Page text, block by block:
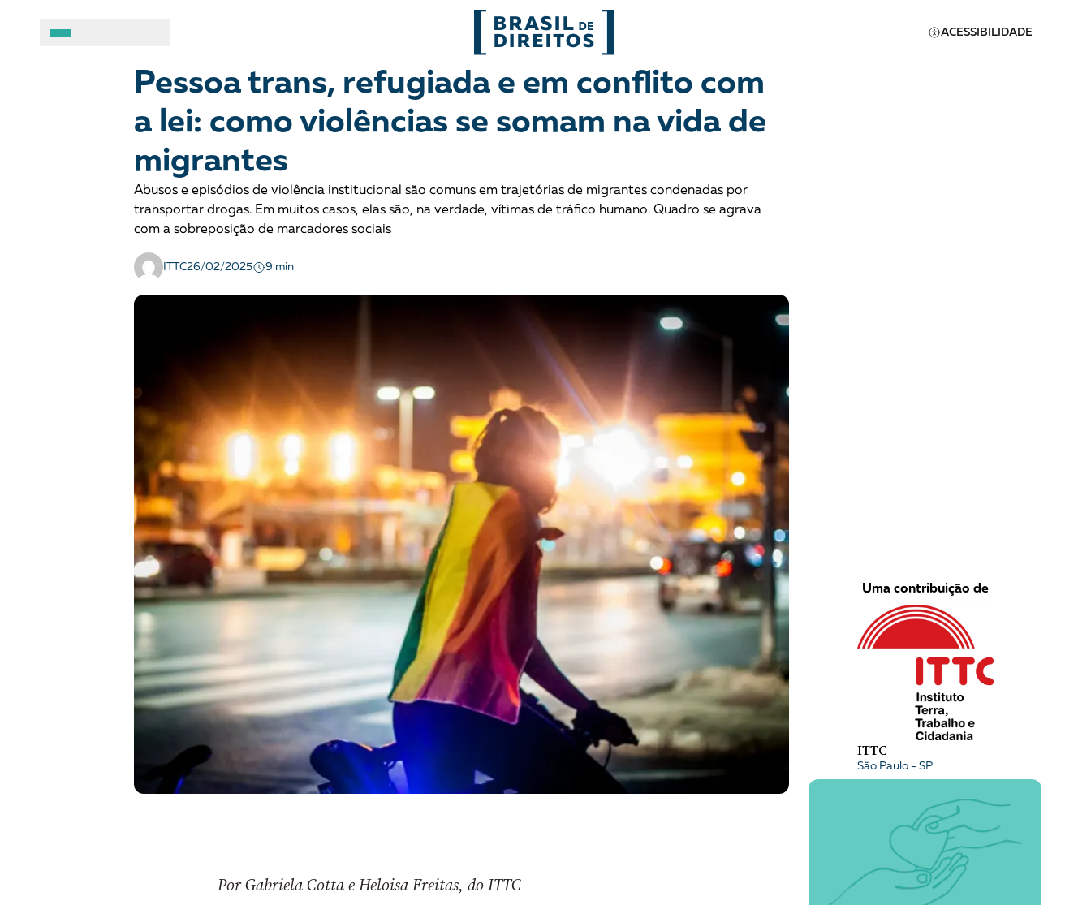
ACESSIBILIDADE
Fale conosco
Manual geral de conduta
Organizações
Combate ao racismo
Crianças e adolescentes
Democracia e Justiça
Justiça criminal
Liberdade de expressão
Migrações
Mulheres
Povos indígenas
Tráfico de pessoas e trabalho escravo
Entrevista
História
Opinião
Para entender
Pessoa trans, refugiada e em conflito com
a lei: como violências se somam na vida de
migrantes
Abusos e episódios de violência institucional são comuns em trajetórias de migrantes condenadas por
transportar drogas. Em muitos casos, elas são, na verdade, vítimas de tráfico humano. Quadro se agrava
com a sobreposição de marcadores sociais
ITTC26/02/2025 9 min
Por Gabriela Cotta e Heloisa Freitas, do ITTC
Uma contribuição de
ITTC
São Paulo - SP